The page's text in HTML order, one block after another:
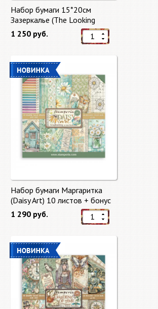
Набор бумаги 15*20см
Зазеркалье (The Looking
Glass) 27 листов от 49 Market
1 250 руб.
Набор бумаги Маргаритка
(Daisy Art) 10 листов + бонус
от Stamperia
1 290 руб.